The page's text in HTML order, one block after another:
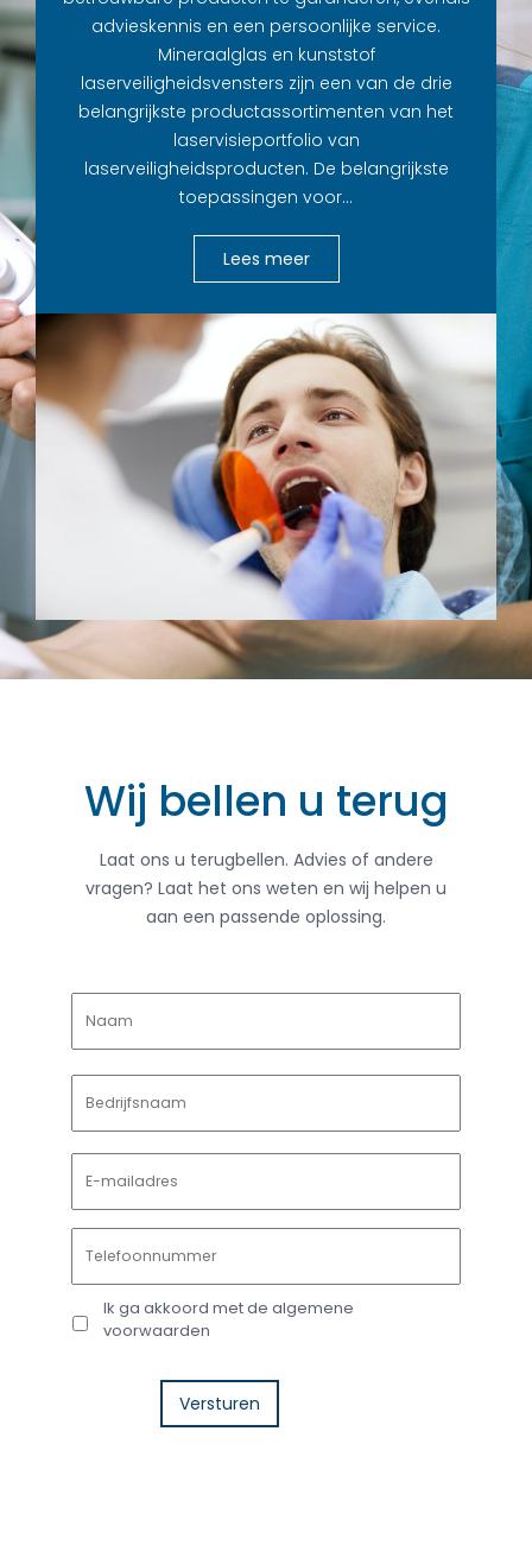
advieskennis en een persoonlijke service.
Mineraalglas en kunststof
laserveiligheidsvensters zijn een van de drie
belangrijkste productassortimenten van het
laservisieportfolio van
laserveiligheidsproducten. De belangrijkste
toepassingen voor…
Lees meer
Wij bellen u terug
Laat ons u terugbellen. Advies of andere
vragen? Laat het ons weten en wij helpen u
aan een passende oplossing.
Ik ga akkoord met de algemene
voorwaarden